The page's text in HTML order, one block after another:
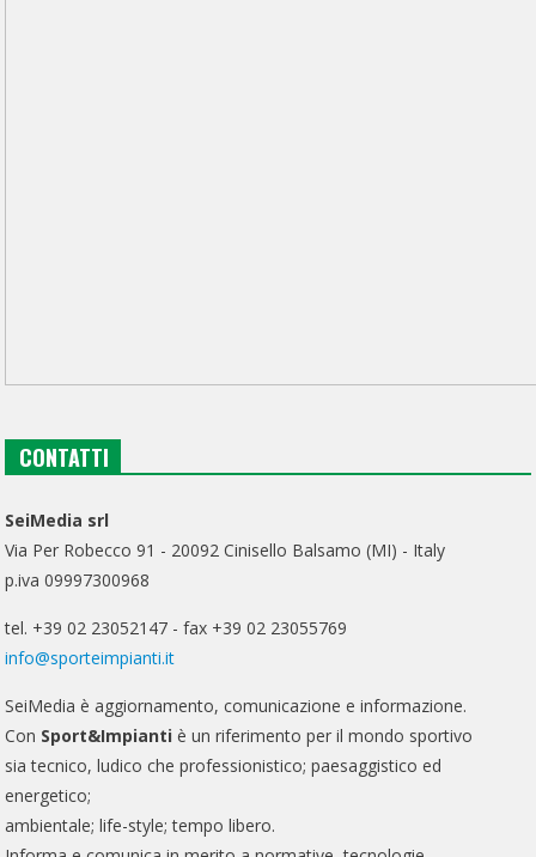
CONTATTI
SeiMedia srl
Via Per Robecco 91 - 20092 Cinisello Balsamo (MI) - Italy
p.iva 09997300968
tel. +39 02 23052147 - fax +39 02 23055769
info@sporteimpianti.it
SeiMedia è aggiornamento, comunicazione e informazione.
Con Sport&Impianti è un riferimento per il mondo sportivo
sia tecnico, ludico che professionistico; paesaggistico ed
energetico;
ambientale; life-style; tempo libero.